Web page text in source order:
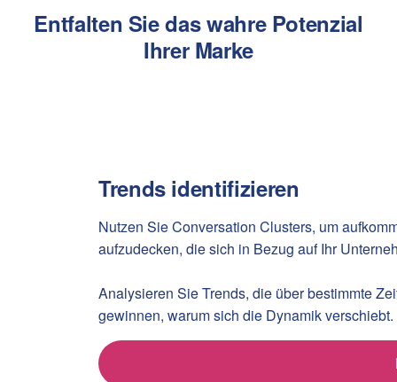
Entfalten Sie das wahre Potenzial
Ihrer Marke
Trends identifizieren
Nutzen Sie Conversation Clusters, um
aufzudecken, die sich in Bezug auf Ihr
Analysieren Sie Trends, die über bestimmte
gewinnen, warum sich die Dynamik verschiebt.